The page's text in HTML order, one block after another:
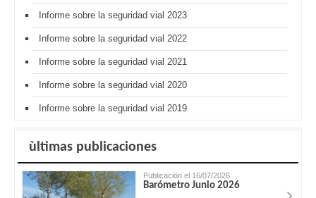
Informe sobre la seguridad vial 2023
Informe sobre la seguridad vial 2022
Informe sobre la seguridad vial 2021
Informe sobre la seguridad vial 2020
Informe sobre la seguridad vial 2019
ùltimas publicaciones
Publicación el 16/07/2026
Barómetro Junio 2026